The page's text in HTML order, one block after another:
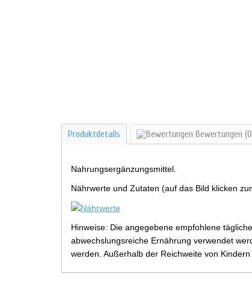
Produktdetails Bewertungen
Nahrungsergänzungsmittel.
Nährwerte und Zutaten (auf das Bild klicken
Hinweise: Die angegebene empfohlene
abwechslungsreiche Ernährung verwendet
werden. Außerhalb der Reichweite von